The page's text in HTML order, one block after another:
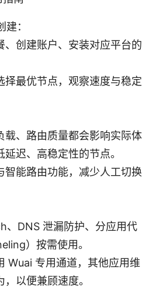
：
、创建账户、安装对应平台的
择最优节点，观察速度与稳定
载、路由质量都会影响实际体
迟、高稳定性的节点。
智能路由功能，减少人工切换
、DNS 泄漏防护、分应用代
）按需使用。
Wuai 专用通道，其他应用维
以便兼顾速度。